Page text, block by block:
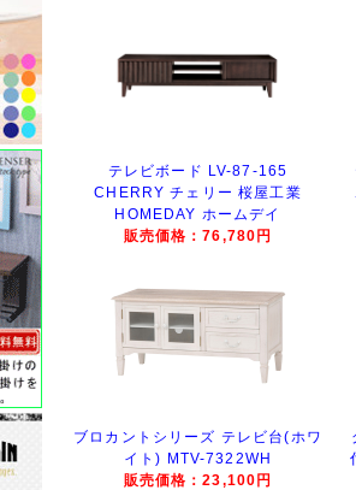
テレビボード LV-87-165
CHERRY チェリー 桜屋工業
HOMEDAY ホームデイ
販売価格：76,780円
ブロカントシリーズ テレビ台(ホワ
イト) MTV-7322WH
販売価格：23,100円